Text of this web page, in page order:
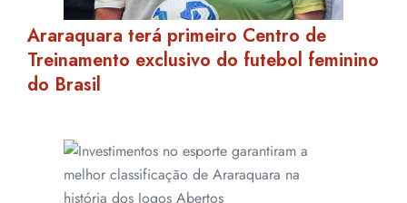
Araraquara terá primeiro Centro de
Treinamento exclusivo do futebol feminino
do Brasil